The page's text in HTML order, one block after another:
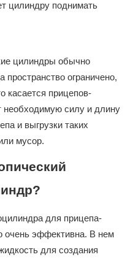
цилиндру поднимать
цилиндры обычно
пространство ограничено,
касается прицепов-
необходимую силу и длину
и выгрузки таких
мусор.
для прицепа-
очень эффективна. В нем
для создания